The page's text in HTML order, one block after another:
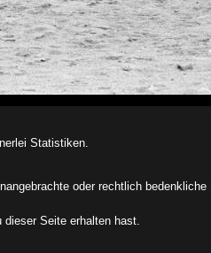
Statistiken.
oder rechtlich bedenkliche
dieser Seite erhalten hast.